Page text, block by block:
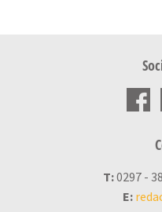
T:0297 -
E: